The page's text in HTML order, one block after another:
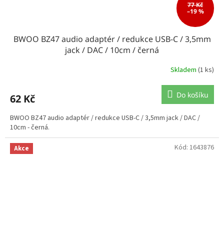
77 Kč
–19 %
BWOO BZ47 audio adaptér / redukce USB-C / 3,5mm
jack / DAC / 10cm / černá
Skladem (1 ks)
62 Kč Do košíku
BWOO BZ47 audio adaptér / redukce USB-C / 3,5mm jack / DAC /
10cm - černá.
Akce Kód: 1643876